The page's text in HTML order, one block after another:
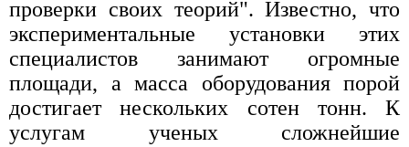
проверки своих теорий". Известно, что
экспериментальные установки этих
специалистов занимают огромные
площади, а масса оборудования порой
достигает нескольких сотен тонн. К
услугам ученых сложнейшие